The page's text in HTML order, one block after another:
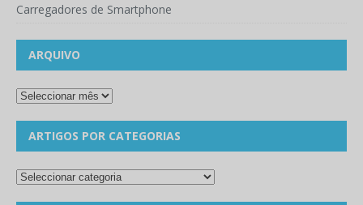
Carregadores de Smartphone
ARQUIVO
ARTIGOS POR CATEGORIAS